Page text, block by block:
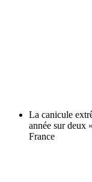
La canicule
année sur deux
France